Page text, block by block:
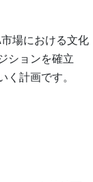
場における文化
ションを確立
く計画です。